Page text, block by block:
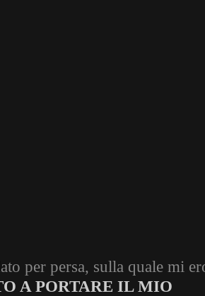
per persa, sulla quale mi
A PORTARE IL MIO